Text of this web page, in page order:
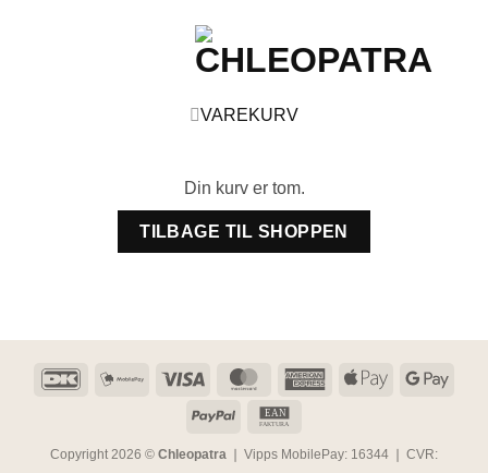
VAREKURV
Din kurv er tom.
TILBAGE TIL SHOPPEN
DanKort MobilePay Visa MasterCardAmerican Apple
PayPal
EAN
FAKTURA
Copyright 2026 © Chleopatra
❘ Vipps MobilePay: 16344 ❘ CVR: